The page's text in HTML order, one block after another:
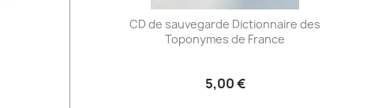
CD de sauvegarde Dictionnaire des
Toponymes de France
5,00 €